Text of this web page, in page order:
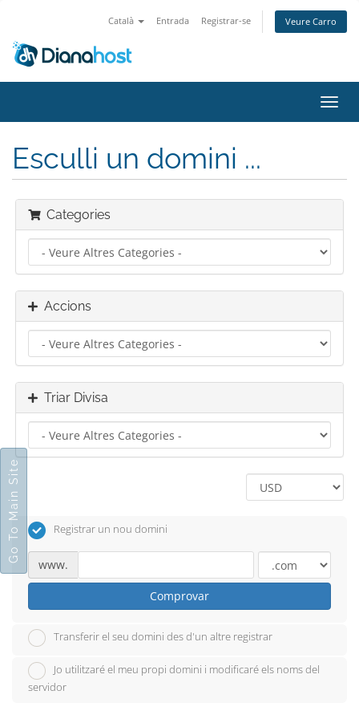
Català Entrada Registrar-se Veure Carro
la
Esculli un domini ...
Categories
Accions
Triar Divisa
Registrar un nou domini
www.
Comprovar
Transferir el seu domini des d'un altre registrar
Jo utilitzaré el meu propi domini i modificaré els noms del
servidor
Go To Main Site